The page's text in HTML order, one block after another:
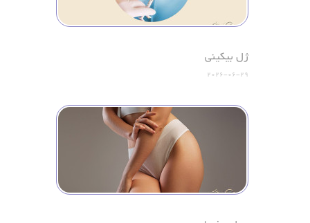
ژل بیکینی
2026-06-29